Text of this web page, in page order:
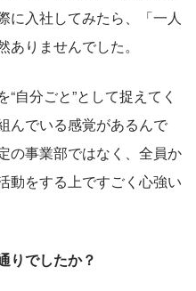
に入社してみたら、「一人
りませんでした。
自分ごと”として捉えてく
んでいる感覚があるんで
の事業部ではなく、全員か
動をする上ですごく心強い
でしたか？